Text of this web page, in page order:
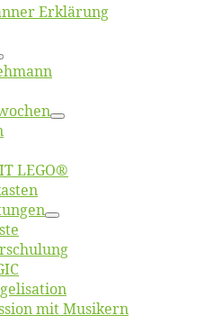
Erklärung
LEGO®
mit Musikern